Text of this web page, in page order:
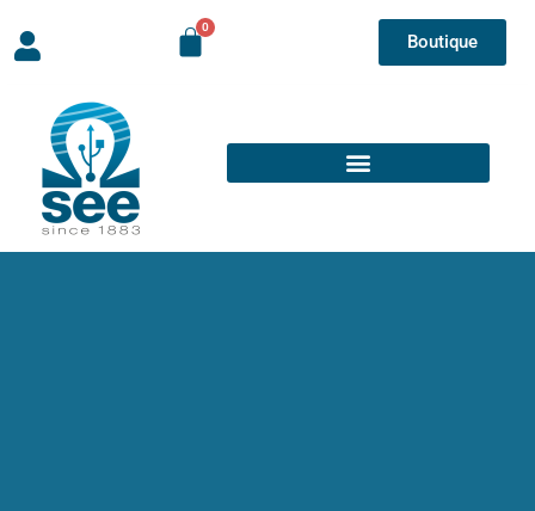
Boutique